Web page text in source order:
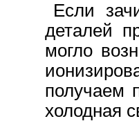
Если
деталей
могло
получаем
холодная